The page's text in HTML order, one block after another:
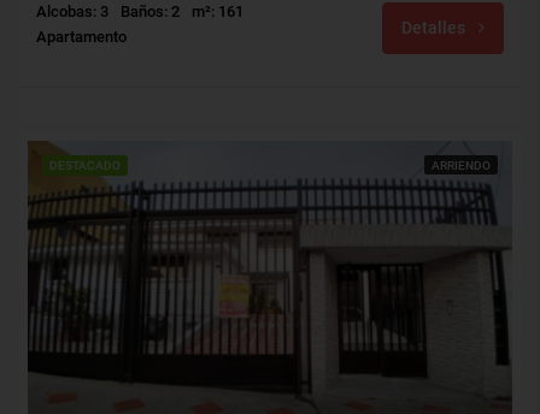
Alcobas: 3 Baños: 2
m²: 161
Apartamento
Detalles
DESTACADO ARRIENDO